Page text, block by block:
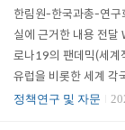
한림원-한국과총-연
실에 근거한 내용 전달
로나19의 팬데믹(세계
유럽을 비롯한 세계 각
며, 부정확한 정보와 가
정책연구 및 자문